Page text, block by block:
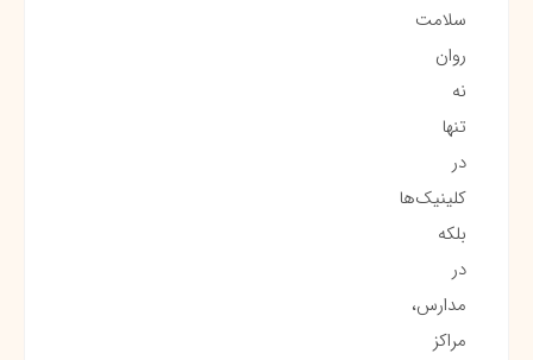
سلامت
روان
نه
تنها
در
کلینیک‌ها
بلکه
در
مدارس،
مراکز